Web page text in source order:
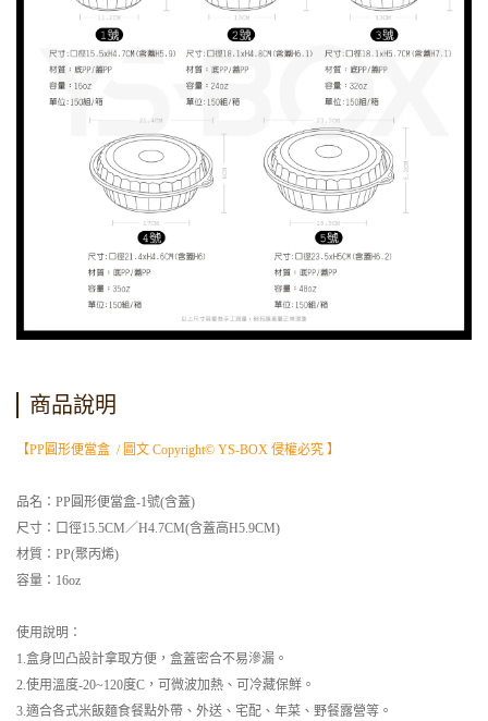
商品說明
【PP圓形便當盒 / 圖文 Copyright© YS-BOX 侵權必究 】
品名：PP圓形便當盒-1號(含蓋)
尺寸：口徑15.5CM／H4.7CM(含蓋高H5.9CM)
材質：PP(聚丙烯)
容量：16oz
使用說明：
1.盒身凹凸設計拿取方便，盒蓋密合不易滲漏。
2.使用溫度-20~120度C，可微波加熱、可冷藏保鮮。
3.適合各式米飯麵食餐點外帶、外送、宅配、年菜、野餐露營等。